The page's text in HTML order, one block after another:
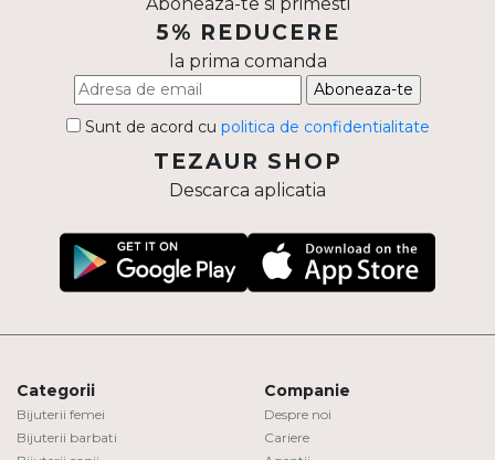
5% REDUCERE
la prima comanda
Aboneaza-te
Sunt de acord cu politica de confidentialitate
TEZAUR SHOP
Descarca aplicatia
Categorii
Bijuterii femei
Bijuterii barbati
Companie
Despre noi
Cariere